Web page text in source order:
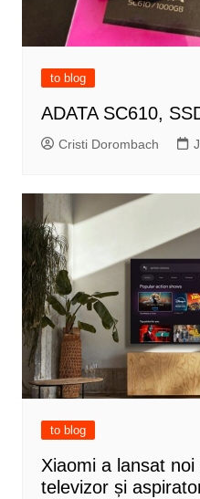
to blog
ADATA SC610,
Cristi Dorombach
to blog
Xiaomi a lansat
televizor și